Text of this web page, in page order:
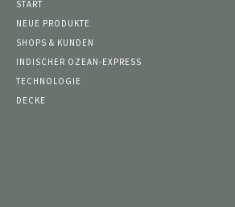
START
NEUE PRODUKTE
SHOPS & KUNDEN
INDISCHER OZEAN-EXPRESS
TECHNOLOGIE
DECKE